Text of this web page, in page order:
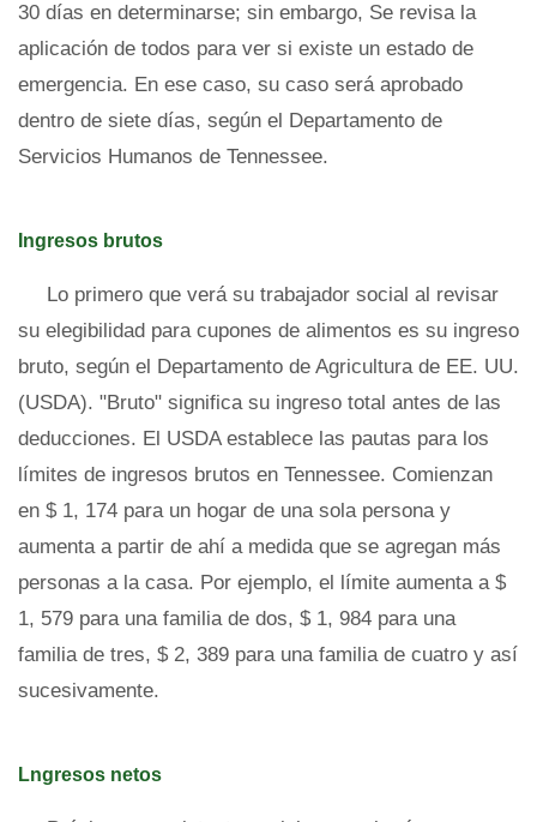
30 días en determinarse; sin embargo, Se revisa la
aplicación de todos para ver si existe un estado de
emergencia. En ese caso, su caso será aprobado
dentro de siete días, según el Departamento de
Servicios Humanos de Tennessee.
Ingresos brutos
Lo primero que verá su trabajador social al revisar
su elegibilidad para cupones de alimentos es su ingreso
bruto, según el Departamento de Agricultura de EE. UU.
(USDA). "Bruto" significa su ingreso total antes de las
deducciones. El USDA establece las pautas para los
límites de ingresos brutos en Tennessee. Comienzan
en $ 1, 174 para un hogar de una sola persona y
aumenta a partir de ahí a medida que se agregan más
personas a la casa. Por ejemplo, el límite aumenta a $
1, 579 para una familia de dos, $ 1, 984 para una
familia de tres, $ 2, 389 para una familia de cuatro y así
sucesivamente.
Lngresos netos